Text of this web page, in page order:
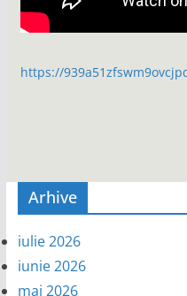
https://
Arhive
iulie 2026
iunie 2026
mai 2026